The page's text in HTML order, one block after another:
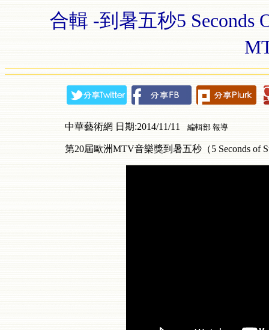
合輯 -到暑五秒5 Seconds
中華藝術網 日期:2014/11/11 編輯部 報導
第20屆歐洲MTV音樂獎到暑五秒（5 Seconds of